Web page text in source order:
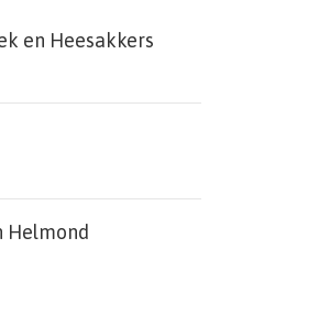
en Heesakkers
Helmond